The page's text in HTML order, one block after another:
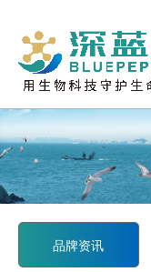
品牌资讯